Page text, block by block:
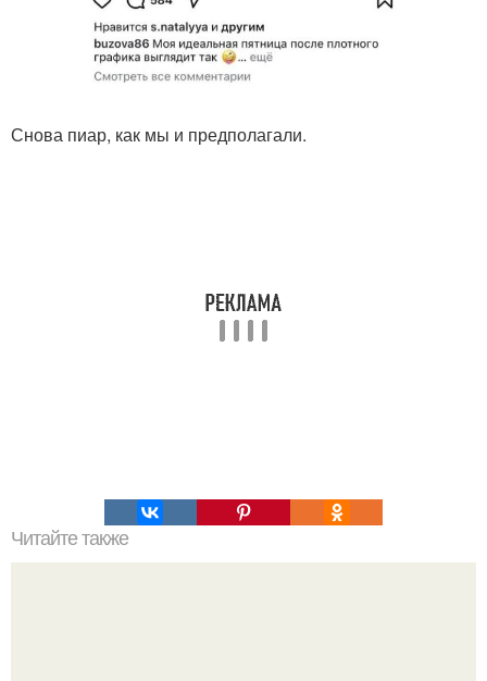
Снова пиар, как мы и предполагали.
Читайте также